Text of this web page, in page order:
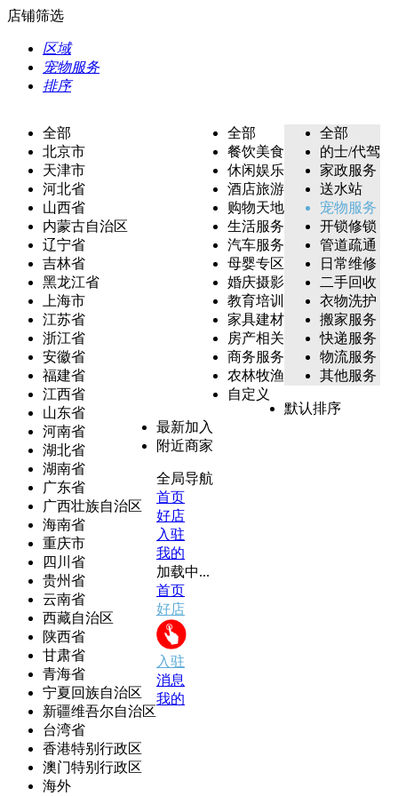
店铺筛选
区域
宠物服务
排序
全部
北京市
天津市
河北省
山西省
内蒙古自治区
辽宁省
吉林省
黑龙江省
上海市
江苏省
浙江省
安徽省
福建省
江西省
山东省
河南省
湖北省
湖南省
广东省
广西壮族自治区
海南省
重庆市
四川省
贵州省
云南省
西藏自治区
陕西省
甘肃省
青海省
宁夏回族自治区
新疆维吾尔自治区
台湾省
香港特别行政区
澳门特别行政区
海外
全部
餐饮美食
休闲娱乐
酒店旅游
购物天地
生活服务
汽车服务
母婴专区
婚庆摄影
教育培训
家具建材
房产相关
商务服务
农林牧渔
自定义
全部
的士/代驾
家政服务
送水站
宠物服务
开锁修锁
管道疏通
日常维修
二手回收
衣物洗护
搬家服务
快递服务
物流服务
其他服务
默认排序
最新加入
附近商家
全局导航
首页
好店
入驻
我的
加载中...
首页
好店
入驻
消息
我的